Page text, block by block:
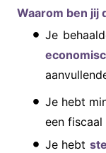
Waarom ben jij
Je
Je hebt
een
Je hebt